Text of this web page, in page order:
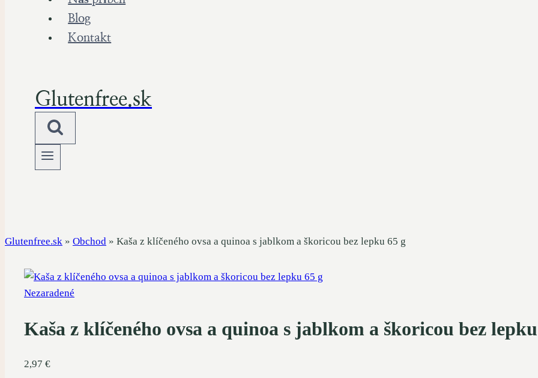
Blog
Kontakt
Glutenfree.sk
Glutenfree.sk » Obchod » Kaša z klíčeného ovsa a quinoa s jablkom a škoricou bez lepku 65 g
Nezaradené
Kaša z klíčeného ovsa a quinoa s jablkom a škoricou bez
2,97 €